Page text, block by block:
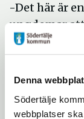
Denna
Södertälje
webbplatser
-Det här är
ungdomar
för att sen
kommun.